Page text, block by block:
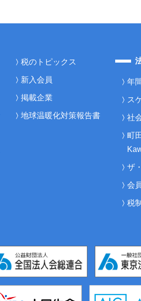
税のトピックス
新入会員
掲載企業
地球温暖化対策報告書
年
ス
社
町
ザ
会
税